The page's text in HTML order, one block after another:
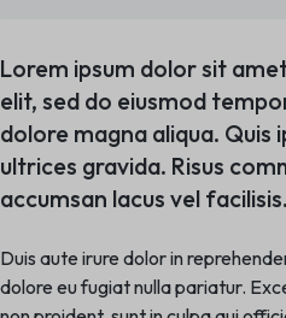
Lorem ipsum dolor sit
elit, sed do eiusmod
dolore magna aliqua. Quis
ultrices gravida. Risus
accumsan lacus vel facilisis.
Duis aute irure dolor in
dolore eu fugiat nulla pariatur.